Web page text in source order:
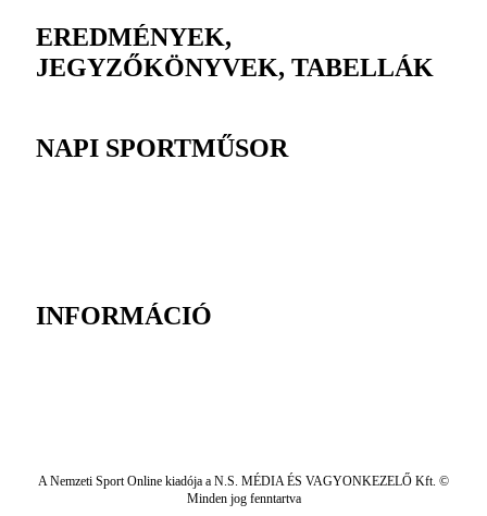
EREDMÉNYEK,
JEGYZŐKÖNYVEK, TABELLÁK
NAPI SPORTMŰSOR
INFORMÁCIÓ
A Nemzeti Sport Online kiadója a N.S. MÉDIA ÉS VAGYONKEZELŐ Kft. ©
Minden jog fenntartva